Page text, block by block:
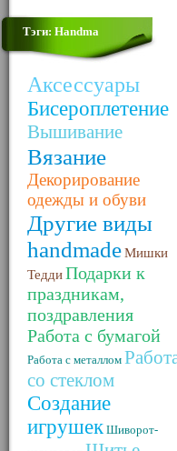
Тэги: Handma
Аксессуары
Бисероплетение
Вышивание
Вязание
Декорирование
одежды и обуви
Другие виды
handmadeМишки
ТеддиПодарки к
праздникам,
поздравления
Работа с бумагой
Работа с металлом
со стеклом
Создание
игрушек Шиворот-